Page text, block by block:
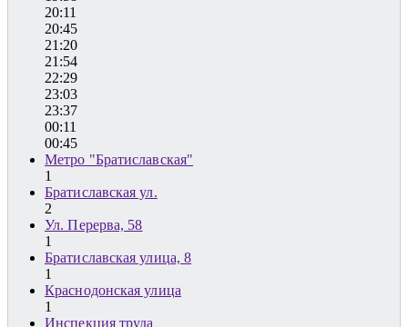
20:11
20:45
21:20
21:54
22:29
23:03
23:37
00:11
00:45
Метро "Братиславская"
1
Братиславская ул.
2
Ул. Перерва, 58
1
Братиславская улица, 8
1
Краснодонская улица
1
Инспекция труда